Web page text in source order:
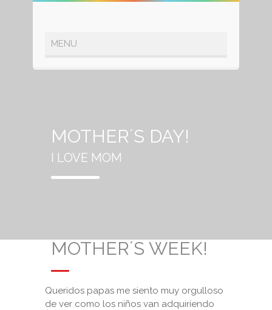
MOTHER´S DAY!
I LOVE MOM
MOTHER´S WEEK!
Queridos papas me siento muy orgulloso
de ver como los niños van adquiriendo